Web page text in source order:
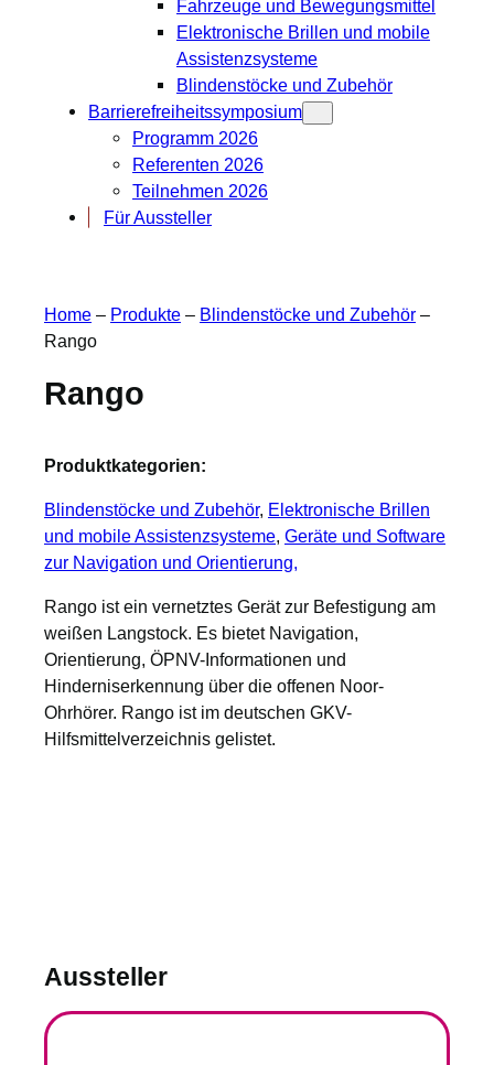
Fahrzeuge und Bewegungsmittel
Elektronische Brillen und mobile
Assistenzsysteme
Blindenstöcke und Zubehör
Barrierefreiheitssymposium
Programm 2026
Referenten 2026
Teilnehmen 2026
Für Aussteller
Home – Produkte – Blindenstöcke und Zubehör –
Rango
Rango
Produktkategorien:
Blindenstöcke und Zubehör, Elektronische Brillen
und mobile Assistenzsysteme, Geräte und Software
zur Navigation und Orientierung,
Rango ist ein vernetztes Gerät zur Befestigung am
weißen Langstock. Es bietet Navigation,
Orientierung, ÖPNV-Informationen und
Hinderniserkennung über die offenen Noor-
Ohrhörer. Rango ist im deutschen GKV-
Hilfsmittelverzeichnis gelistet.
Aussteller